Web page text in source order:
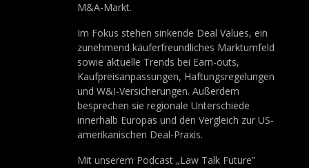
M&A-Markt.
Im Fokus stehen sinkende Deal Values, ein
zunehmend käuferfreundliches Marktumfeld
sowie aktuelle Trends bei Earn-outs,
Kaufpreisanpassungen, Haftungsregelungen
und W&I-Versicherungen. Außerdem
besprechen sie regionale Unterschiede
innerhalb Europas und den Vergleich zur US-
amerikanischen Deal-Praxis.
Mit unserem Podcast „Law Talk Future”